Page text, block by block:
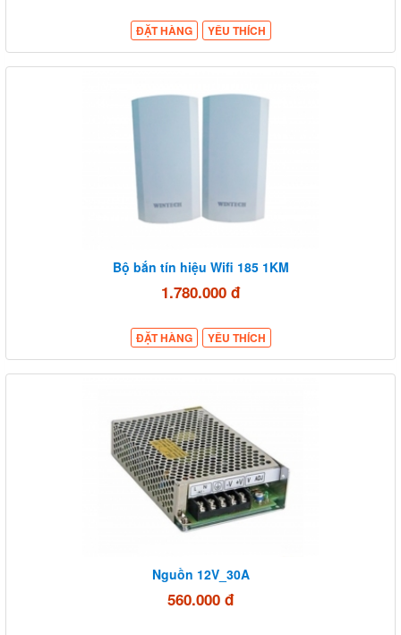
ĐẶT HÀNG YÊU THÍCH
Bộ bắn tín hiệu Wifi 185 1KM
1.780.000 đ
ĐẶT HÀNG YÊU THÍCH
Nguồn 12V_30A
560.000 đ